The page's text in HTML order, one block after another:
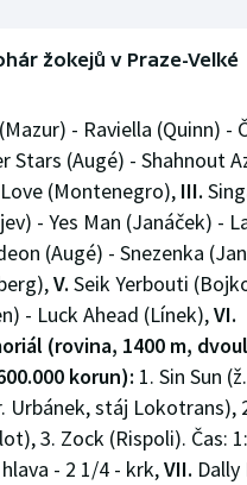
žokejů v Praze-Velké
- Raviella (Quinn) -
Stars (Augé) - Shahnout
(Montenegro), III.
- Yes Man (Janáček) -
(Augé) - Snezenka
V. Seik Yerbouti
- Luck Ahead (Línek),VI.
(rovina, 1400 m,
korun): 1. Sin Sun (ž.
Urbánek, stáj Lokotrans),
3. Zock (Rispoli). Čas:
- 2 1/4 - krk,VII.